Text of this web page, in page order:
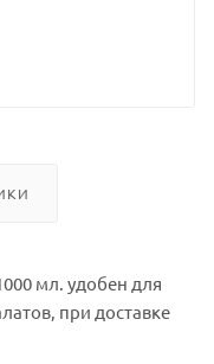
мл. удобен для
при доставке